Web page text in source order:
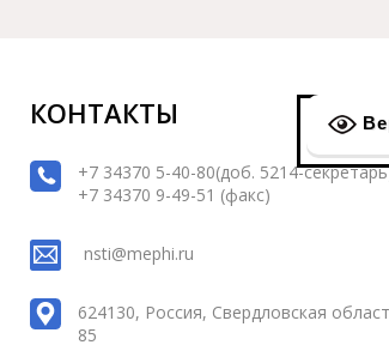
КОНТАКТЫ
+7 34370 5-40-80(доб. 5214-
+7 34370 9-49-51 (факс)
nsti@mephi.ru
624130, Россия, Свердловская
85